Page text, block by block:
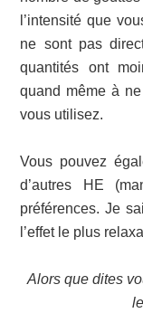
l’intensité que
ne sont pas
quantités ont
quand même à
vous utilisez.
Vous pouvez
d’autres HE
préférences. Je
l’effet le plus
Alors que dites